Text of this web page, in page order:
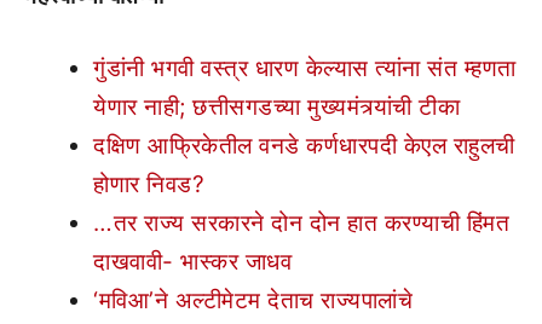
गुंडांनी भगवी वस्त्र धारण केल्यास त्यांना संत म्हणता
येणार नाही; छत्तीसगडच्या मुख्यमंत्र्यांची टीका
दक्षिण आफ्रिकेतील वनडे कर्णधारपदी केएल राहुलची
होणार निवड?
…तर राज्य सरकारने दोन दोन हात करण्याची हिंमत
दाखवावी- भास्कर जाधव
‘मविआ’ने अल्टीमेटम देताच राज्यपालांचे